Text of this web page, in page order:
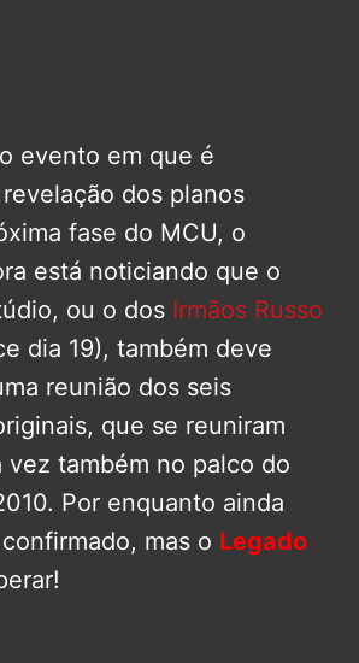
evento em que é
dos planos
fase do MCU, o
está noticiando que o
ou o dos Irmãos Russo
dia 19), também deve
reunião dos seis
que se reuniram
vez também no palco do
Por enquanto ainda
mas o Legado